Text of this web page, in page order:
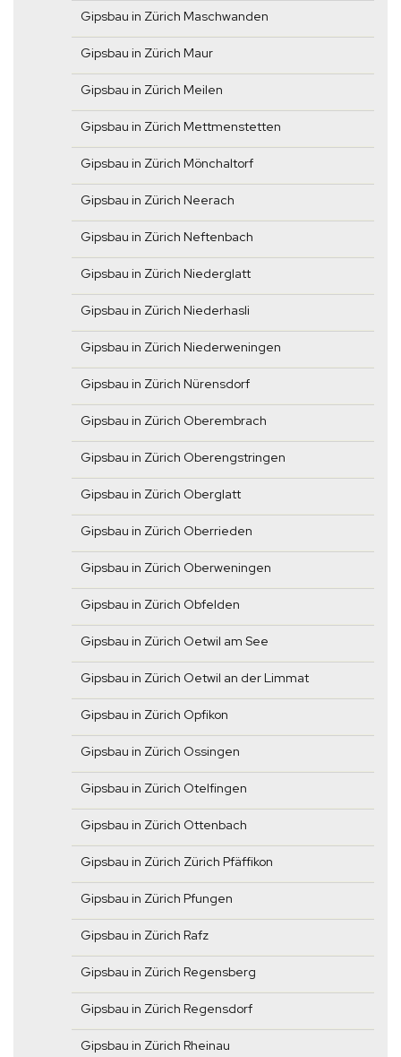
Gipsbau in Zürich Maschwanden
Gipsbau in Zürich Maur
Gipsbau in Zürich Meilen
Gipsbau in Zürich Mettmenstetten
Gipsbau in Zürich Mönchaltorf
Gipsbau in Zürich Neerach
Gipsbau in Zürich Neftenbach
Gipsbau in Zürich Niederglatt
Gipsbau in Zürich Niederhasli
Gipsbau in Zürich Niederweningen
Gipsbau in Zürich Nürensdorf
Gipsbau in Zürich Oberembrach
Gipsbau in Zürich Oberengstringen
Gipsbau in Zürich Oberglatt
Gipsbau in Zürich Oberrieden
Gipsbau in Zürich Oberweningen
Gipsbau in Zürich Obfelden
Gipsbau in Zürich Oetwil am See
Gipsbau in Zürich Oetwil an der Limmat
Gipsbau in Zürich Opfikon
Gipsbau in Zürich Ossingen
Gipsbau in Zürich Otelfingen
Gipsbau in Zürich Ottenbach
Gipsbau in Zürich Zürich Pfäffikon
Gipsbau in Zürich Pfungen
Gipsbau in Zürich Rafz
Gipsbau in Zürich Regensberg
Gipsbau in Zürich Regensdorf
Gipsbau in Zürich Rheinau